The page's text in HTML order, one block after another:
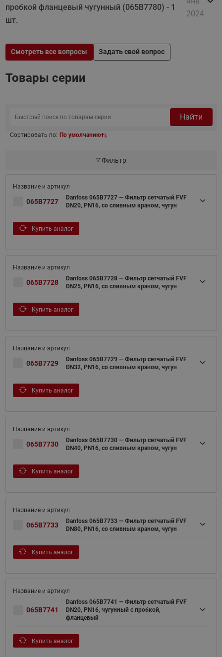
пробкой фланцевый чугунный (065B7780) - 1
шт.
2024
Смотреть все вопросы Задать свой вопрос
Товары серии
Найти
Сортировать по: По умолчанию
Фильтр
065B7727
Danfoss 065B7727 — Фильтр сетчатый FVF
DN20, PN16, со сливным краном, чугун
Купить аналог
065B7728
Danfoss 065B7728 — Фильтр сетчатый FVF
DN25, PN16, со сливным краном, чугун
Купить аналог
065B7729
Danfoss 065B7729 — Фильтр сетчатый FVF
DN32, PN16, со сливным краном, чугун
Купить аналог
065B7730
Danfoss 065B7730 — Фильтр сетчатый FVF
DN40, PN16, со сливным краном, чугун
Купить аналог
065B7733
Danfoss 065B7733 — Фильтр сетчатый FVF
DN80, PN16, со сливным краном, чугун
Купить аналог
065B7741
Danfoss 065B7741 — Фильтр сетчатый FVF
DN20, PN16, чугунный с пробкой,
фланцевый
Купить аналог